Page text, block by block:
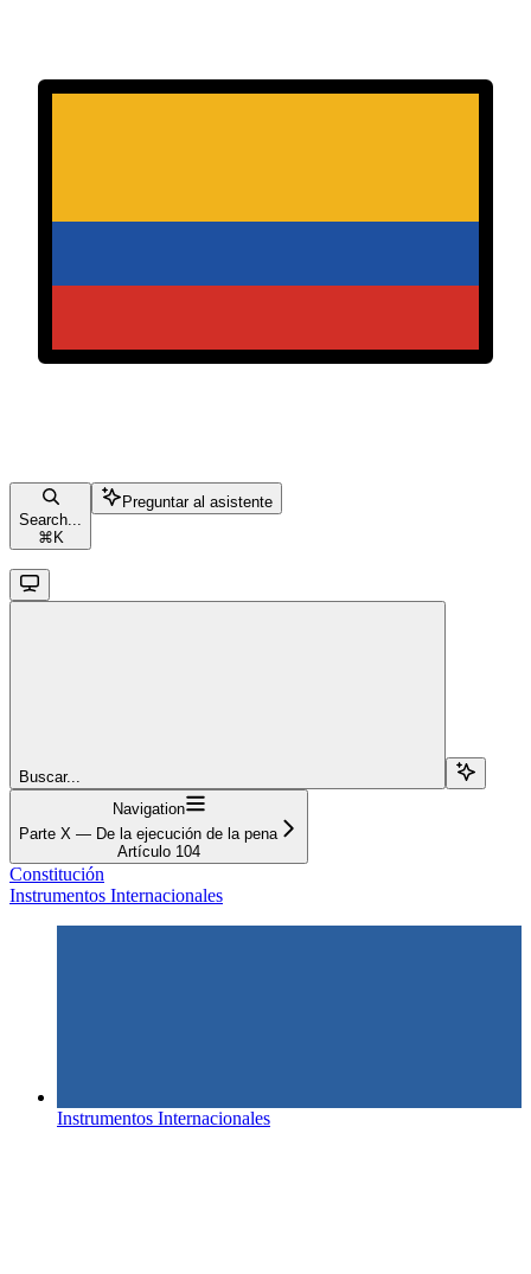
Search...
⌘ K
Preguntar al asistente
Buscar...
Navigation
Parte X — De la ejecución de la pena
Artículo 104
Constitución
Instrumentos Internacionales
Instrumentos Internacionales